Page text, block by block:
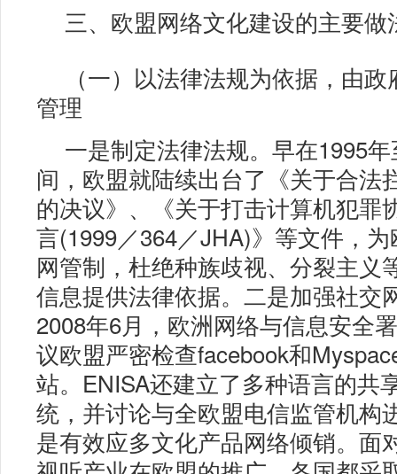
三、欧盟网络文化建设的主要做
（一）以法律法规为依据，由
管理
一是制定法律法规。早在1995
间，欧盟就陆续出台了《关于合法
的决议》、《关于打击计算机犯罪
言(1999／364／JHA)》等文件，
网管制，杜绝种族歧视、分裂主义
信息提供法律依据。二是加强社交
2008年6月，欧洲网络与信息安全
议欧盟严密检查facebook和
站。ENISA还建立了多种语言的共
统，并讨论与全欧盟电信监管机构
是有效应多文化产品网络倾销。面